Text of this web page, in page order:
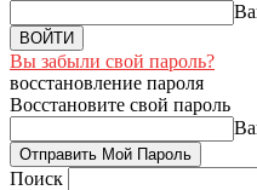
Вы забыли свой пароль?
восстановление пароля
Восстановите свой пароль
Поиск